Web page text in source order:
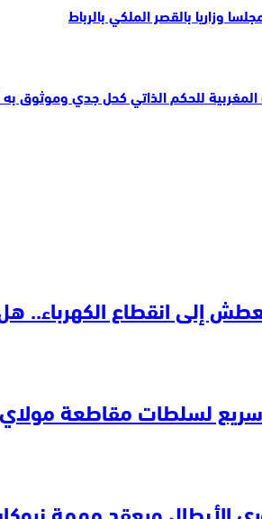
وزاريا بالقصر الملكي بالرباط
للحكم الذاتي كحل جدي وموثوق
إلى انقطاع الكهرباء..